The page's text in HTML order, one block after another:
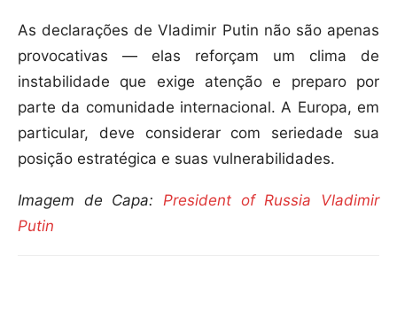
As declarações de Vladimir Putin não são apenas
provocativas — elas reforçam um clima de
instabilidade que exige atenção e preparo por
parte da comunidade internacional. A Europa, em
particular, deve considerar com seriedade sua
posição estratégica e suas vulnerabilidades.
Imagem de Capa: President of Russia Vladimir
Putin